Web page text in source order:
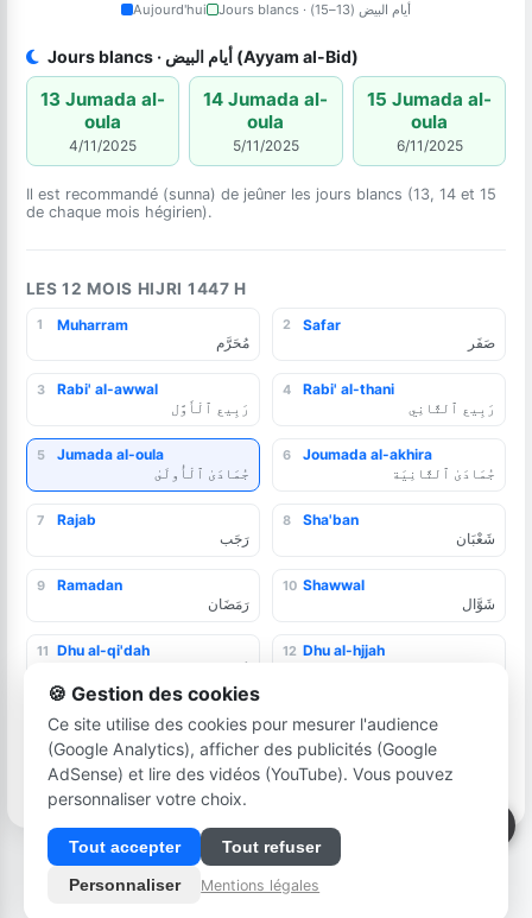
Aujourd'hui Jours blancs · أيام البيض (13–15)
Jours blancs · أيام البيض (Ayyam al-Bid)
13 Jumada al-
oula
4/11/2025
14 Jumada al-
oula
5/11/2025
15 Jumada al-
oula
6/11/2025
Il est recommandé (sunna) de jeûner les jours blancs (13, 14 et 15
de chaque mois hégirien).
LES 12 MOIS HIJRI 1447 H
1 Muharram
مُحَرَّم
2 Safar
صَفَر
3 Rabi' al-awwal
رَبِيع ٱلْأَوَّل
4 Rabi' al-thani
رَبِيع ٱلثَّانِي
5 Jumada al-oula
جُمَادَىٰ ٱلْأُولَىٰ
6 Joumada al-akhira
جُمَادَىٰ ٱلثَّانِيَة
7 Rajab
رَجَب
8 Sha'ban
شَعْبَان
9 Ramadan
رَمَضَان
10 Shawwal
شَوَّال
11 Dhu al-qi'dah 12 Dhu al-hjjah
hijri-miladi.com — التقويم الهجري والميلادي
Plan du site• Mentions légales•Cookies •Horaires prières
•
🍪 Gestion des cookies
Ce site utilise des cookies pour mesurer l'audience
(Google Analytics), afficher des publicités (Google
AdSense) et lire des vidéos (YouTube). Vous pouvez
personnaliser votre choix.
Tout accepter
Tout refuser
Personnaliser
Mentions légales